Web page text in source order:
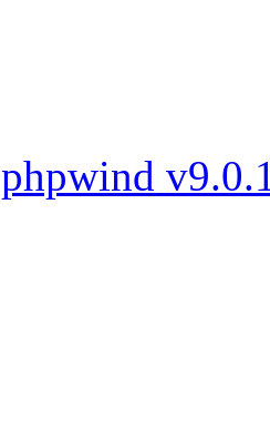
phpwind